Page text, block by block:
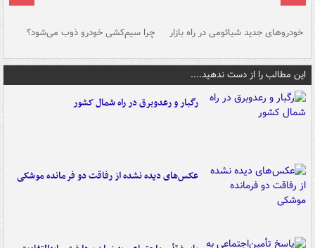
خودروهای جدید شیائومی در راه بازار چرا سیم‌کشی خودرو ذوب می‌شود؟
این مطالب را از دست ندهید....
رگبار و رعدوبرق در راه شمال کشور
عکس‌های دیده نشده از رفاقت دو فرمانده‌ موشکی